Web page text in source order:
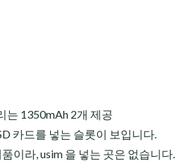
는 1350mAh 2개 제공
카드를 넣는 슬롯이 보입니다.
이라, usim 을 넣는 곳은 없습니다.